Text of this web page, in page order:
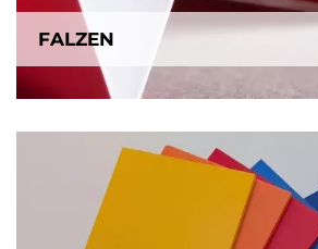
FALZEN